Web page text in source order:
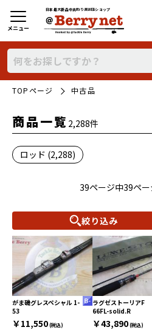
日本最大新品中古釣り具WEBショップ
メニュー
TOPページ 中古品
商品一覧 2,288件
ロッド (2,288)
39ページ中39ペ
絞り込み
がま磯グレスペシャル 1-
53
￥11,550(税込)
ラグゼストーリアF
66FL-solid.R
￥43,890(税込)